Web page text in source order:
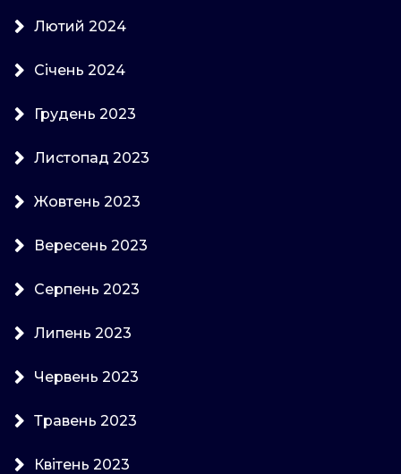
Лютий 2024
Січень 2024
Грудень 2023
Листопад 2023
Жовтень 2023
Вересень 2023
Серпень 2023
Липень 2023
Червень 2023
Травень 2023
Квітень 2023